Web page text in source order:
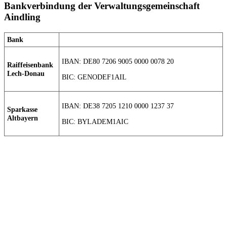
Bankverbindung der Verwaltungsgemeinschaft
Aindling
Bank
Raiffeisenbank
Lech-Donau
IBAN: DE80 7206 9005 0000 0078 20
BIC: GENODEF1AIL
Sparkasse
Altbayern
IBAN: DE38 7205 1210 0000 1237 37
BIC: BYLADEM1AIC